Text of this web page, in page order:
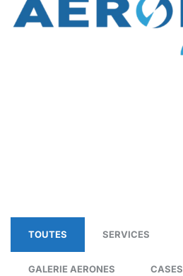
TOUTES SERVICES
GALERIE AERONES CASES